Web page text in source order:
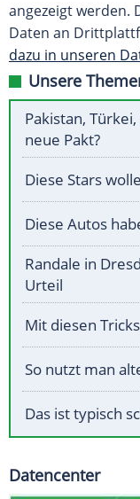
angezeigt werden.
Daten an
dazu in unseren
Unsere
Pakistan,
neue Pakt?
Diese Stars
Diese Autos
Randale in
Urteil
Mit diesen
So nutzt man
Das ist typisch
Datencenter